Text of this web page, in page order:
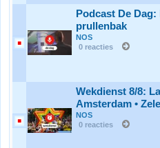
Podcast De
prullenbak
NOS
0 reacties
Wekdienst 8/8:
Amsterdam •
NOS
0 reacties